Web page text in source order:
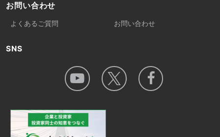
お問い合わせ
よくあるご質問 お問い合わせ
SNS